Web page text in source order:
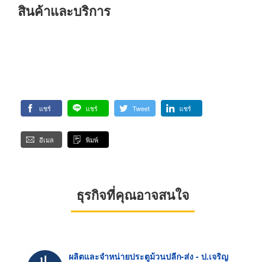
สินค้าและบริการ
แชร์ แชร์ Tweet แชร์
อีเมล พิมพ์
ธุรกิจที่คุณอาจสนใจ
ผลิตและจำหน่ายประตูม้วนปลีก-ส่ง - ป.เจริญ